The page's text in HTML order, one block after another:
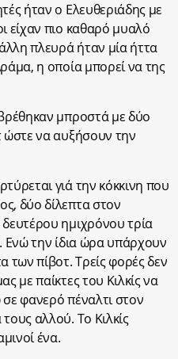
ήταν ο Ελευθεριάδης με
είχαν πιο καθαρό μυαλό
πλευρά ήταν μία ήττα
η οποία μπορεί να της
μπροστά με δύο
ώστε να αυξήσουν την
γιά την κόκκινη που
δύο δίλεπτα στον
ημιχρόνου τρία
Ενώ την ίδια ώρα υπάρχουν
των πίβοτ. Τρείς φορές δεν
με παίκτες του Κιλκίς να
φανερό πέναλτι στον
αλλού. Το Κιλκίς
ένα.